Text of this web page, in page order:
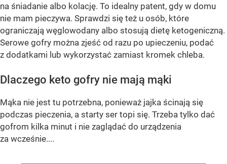
na śniadanie albo kolację. To idealny patent, gdy w domu
nie mam pieczywa. Sprawdzi się też u osób, które
ograniczają węglowodany albo stosują dietę ketogeniczną.
Serowe gofry można zjeść od razu po upieczeniu, podać
z dodatkami lub wykorzystać zamiast kromek chleba.
Dlaczego keto gofry nie mają mąki
Mąka nie jest tu potrzebna, ponieważ jajka ścinają się
podczas pieczenia, a starty ser topi się. Trzeba tylko dać
gofrom kilka minut i nie zaglądać do urządzenia
za wcześnie....